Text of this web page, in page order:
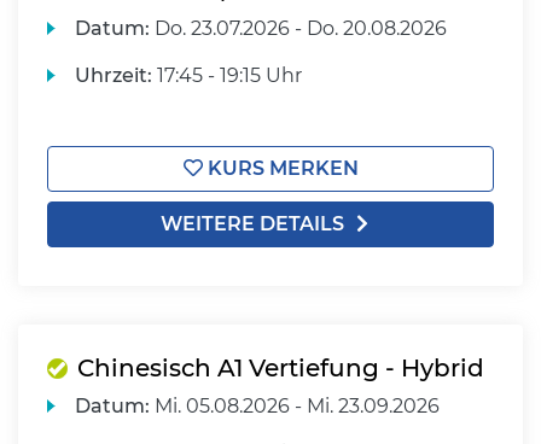
Datum: Do. 23.07.2026 - Do. 20.08.2026
Uhrzeit: 17:45 - 19:15 Uhr
KURS MERKEN
WEITERE DETAILS
Chinesisch A1 Vertiefung - Hybrid
Datum: Mi. 05.08.2026 - Mi. 23.09.2026